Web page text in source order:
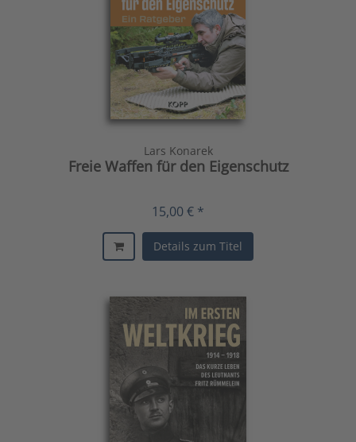
Lars Konarek
Freie Waffen für den Eigenschutz
15,00 € *
Details zum Titel